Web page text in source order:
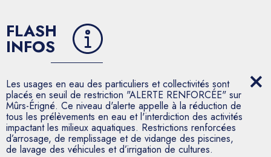
FLASH
INFOS
Les usages en eau des particuliers et collectivités sont
placés en seuil de restriction "ALERTE RENFORCÉE" sur
Mûrs-Érigné. Ce niveau d'alerte appelle à la réduction de
tous les prélèvements en eau et l'interdiction des activités
impactant les milieux aquatiques. Restrictions renforcées
d’arrosage, de remplissage et de vidange des piscines,
de lavage des véhicules et d’irrigation de cultures.